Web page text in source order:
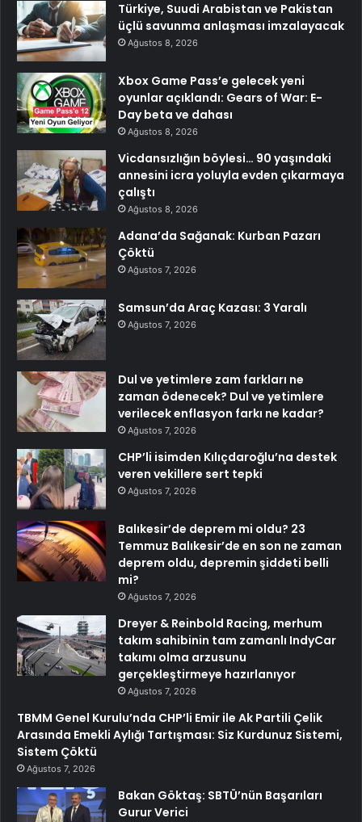
Türkiye, Suudi Arabistan ve Pakistan
üçlü savunma anlaşması imzalayacak
Ağustos 8, 2026
Xbox Game Pass’e gelecek yeni
oyunlar açıklandı: Gears of War: E-
Day beta ve dahası
Ağustos 8, 2026
Vicdansızlığın böylesi… 90 yaşındaki
annesini icra yoluyla evden çıkarmaya
çalıştı
Ağustos 8, 2026
Adana’da Sağanak: Kurban Pazarı
Çöktü
Ağustos 7, 2026
Samsun’da Araç Kazası: 3 Yaralı
Ağustos 7, 2026
Dul ve yetimlere zam farkları ne
zaman ödenecek? Dul ve yetimlere
verilecek enflasyon farkı ne kadar?
Ağustos 7, 2026
CHP’li isimden Kılıçdaroğlu’na destek
veren vekillere sert tepki
Ağustos 7, 2026
Balıkesir’de deprem mi oldu? 23
Temmuz Balıkesir’de en son ne zaman
deprem oldu, depremin şiddeti belli
mi?
Ağustos 7, 2026
Dreyer & Reinbold Racing, merhum
takım sahibinin tam zamanlı IndyCar
takımı olma arzusunu
gerçekleştirmeye hazırlanıyor
Ağustos 7, 2026
TBMM Genel Kurulu’nda CHP’li Emir ile Ak Partili Çelik
Arasında Emekli Aylığı Tartışması: Siz Kurdunuz Sistemi,
Sistem Çöktü
Ağustos 7, 2026
Bakan Göktaş: SBTÜ’nün Başarıları
Gurur Verici